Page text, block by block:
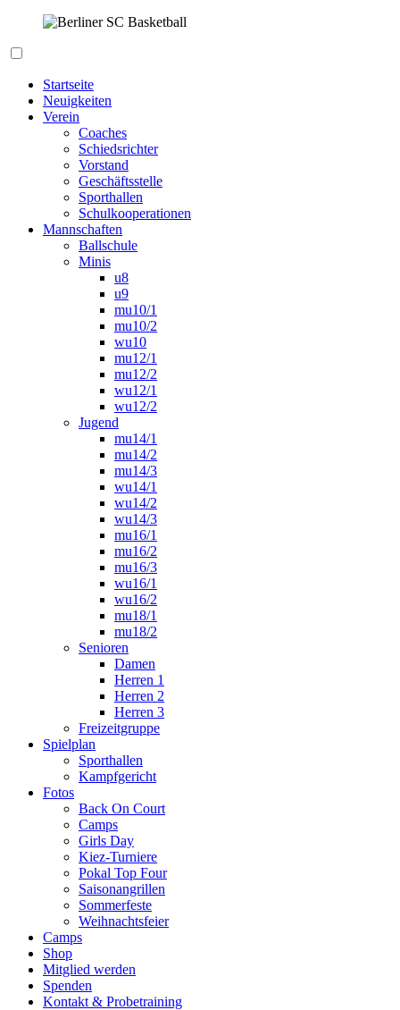
springen
Startseite
Neuigkeiten
Verein
Coaches
Schiedsrichter
Vorstand
Geschäftsstelle
Sporthallen
Schulkooperationen
Mannschaften
Ballschule
Minis
u8
u9
mu10/1
mu10/2
wu10
mu12/1
mu12/2
wu12/1
wu12/2
Jugend
mu14/1
mu14/2
mu14/3
wu14/1
wu14/2
wu14/3
mu16/1
mu16/2
mu16/3
wu16/1
wu16/2
mu18/1
mu18/2
Senioren
Damen
Herren 1
Herren 2
Herren 3
Freizeitgruppe
Spielplan
Sporthallen
Kampfgericht
Fotos
Back On Court
Camps
Girls Day
Kiez-Turniere
Pokal Top Four
Saisonangrillen
Sommerfeste
Weihnachtsfeier
Camps
Shop
Mitglied werden
Spenden
Kontakt & Probetraining